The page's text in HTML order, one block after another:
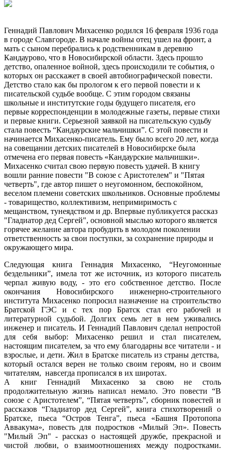
Геннадий Павлович Михасенко родился 16 февраля 1936 года
в городе Славгороде. В начале войны отец ушел на фронт, а
мать с сыном перебрались к родственникам в деревню
Кандаурово, что в Новосибирской области. Здесь прошло
детство, опаленное войной, здесь происходили те события, о
которых он расскажет в своей автобиографической повести.
Детство стало как бы прологом к его первой повести и к
писательской судьбе вообще. С этим городом связаны
школьные и институтские годы будущего писателя, его
первые корреспонденции в молодежные газеты, первые стихи
и первые книги. Серьезной заявкой на писательскую судьбу
стала повесть “Кандаурские мальчишки”. С этой повести и
начинается Михасенко-писатель. Ему было всего 20 лет, когда
на совещании детских писателей в Новосибирске была
отмечена его первая повесть «Кандаурские мальчишки».
Михасенко считал свою первую повесть удачей. В книгу
вошли ранние повести "В союзе с Аристотелем" и "Пятая
четверть", где автор пишет о неугомонном, беспокойном,
веселом племени советских школьников. Основные проблемы
- товарищество, коллективизм, непримиримость с
мещанством, тунеядством и др. Впервые публикуется рассказ
"Гладиатор дед Сергей", основной мыслью которого является
горячее желание автора пробудить в молодом поколении
ответственность за свои поступки, за сохранение природы и
окружающего мира.
Следующая книга Геннадия Михасенко, “Неугомонные
бездельники”, имела тот же источник, из которого писатель
черпал живую воду, - это его собственное детство. После
окончания Новосибирского инженерно-строительного
института Михасенко попросил назначение на строительство
Братской ГЭС и с тех пор Братск стал его рабочей и
литературной судьбой. Долгих семь лет в нем уживались
инженер и писатель. И Геннадий Павлович сделал непростой
для себя выбор: Михасенко решил и стал писателем,
настоящим писателем, за что ему благодарны все читатели - и
взрослые, и дети. Жил в Братске писатель из страны детства,
который остался верен не только своим героям, но и своим
читателям, навсегда прописался в их широтах.
А книг Геннадий Михасенко за свою не столь
продолжительную жизнь написал немало. Это повести “В
союзе с Аристотелем”, “Пятая четверть”, сборник повестей и
рассказов “Гладиатор дед Сергей”, книга стихотворений о
Братске, пьеса “Остров Тенга”, пьеса «Башня Протопопа
Аввакума», повесть для подростков «Милый Эп». Повесть
"Милый Эп" - рассказ о настоящей дружбе, прекрасной и
чистой любви, о взаимоотношениях между подростками.